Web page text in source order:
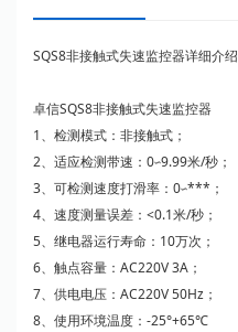
跳脱时间：3-18秒
响应时间：＜2mS
检测间距H2：≤8mm
小安全工作距离H1：≥20mm
卓信SQS8非接触式失速监控器
SQS8非接触式失速监控器详细介绍
卓信SQS8非接触式失速监控器
1、检测模式：非接触式；
2、适应检测带速：0∽9.99米/秒；
3、可检测速度打滑率：0∽***；
4、速度测量误差：<0.1米/秒；
5、继电器运行寿命：10万次；
6、触点容量：AC220V 3A；
7、供电电压：AC220V 50Hz；
8、使用环境温度：-25°+65℃